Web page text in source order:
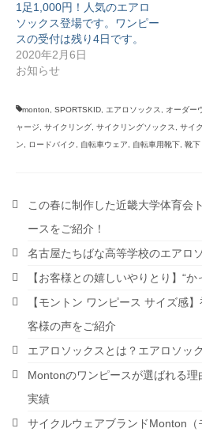
1足1,000円！人気のエアロ
ソックス登場です。ワンピー
スの受付は残り4日です。
2020年2月6日
お知らせ
monton SPORTSKID エアロソックス オーダー
ャージ
サイクリング サイクリングソックス サイ
ン
ロードバイク 自転車ウェア 自転車用靴下 靴下
この春に制作した近畿大学体育会
ースをご紹介！
名古屋たちばな高等学校のエアロ
【お客様との嬉しいやりとり】“
【モントン ワンピース サイズ感
客様の声をご紹介
エアロソックスとは？エアロソッ
Montonのワンピースが選ばれる
実績
サイクルウェアブランドMonton（